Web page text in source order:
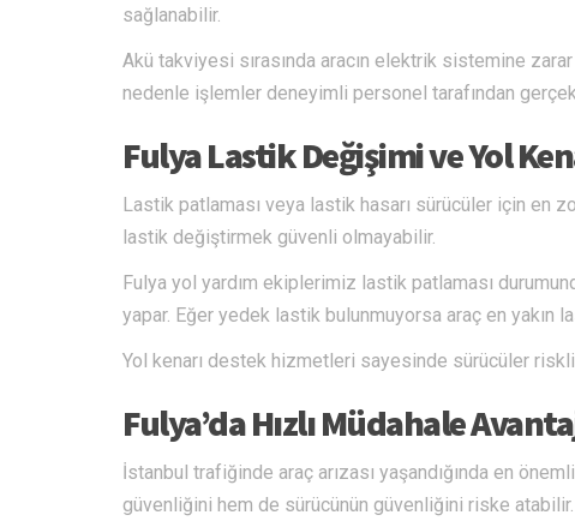
sağlanabilir.
Akü takviyesi sırasında aracın elektrik sistemine
nedenle işlemler deneyimli personel tarafından
Fulya Lastik Değişimi ve Yol
Lastik patlaması veya lastik hasarı sürücüler için en
lastik değiştirmek güvenli olmayabilir.
Fulya yol yardım ekiplerimiz lastik patlaması
yapar. Eğer yedek lastik bulunmuyorsa araç en yakın
Yol kenarı destek hizmetleri sayesinde sürücüler riskli
Fulya’da Hızlı Müdahale
İstanbul trafiğinde araç arızası yaşandığında en
güvenliğini hem de sürücünün güvenliğini riske atabilir.